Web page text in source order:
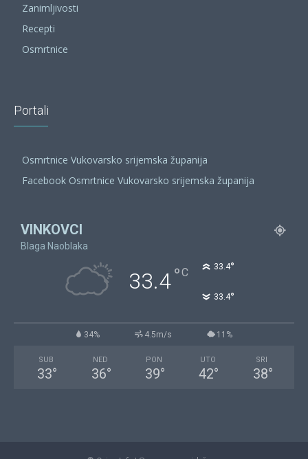
Zanimljivosti
Recepti
Osmrtnice
Portali
Osmrtnice Vukovarsko srijemska županija
Facebook Osmrtnice Vukovarsko srijemska županija
VINKOVCI
Blaga Naoblaka
33.4°C 33.4°
33.4°
34% 4.5m/s 11%
SUB
33°
NED
36°
PON
39°
UTO
42°
SRI
38°